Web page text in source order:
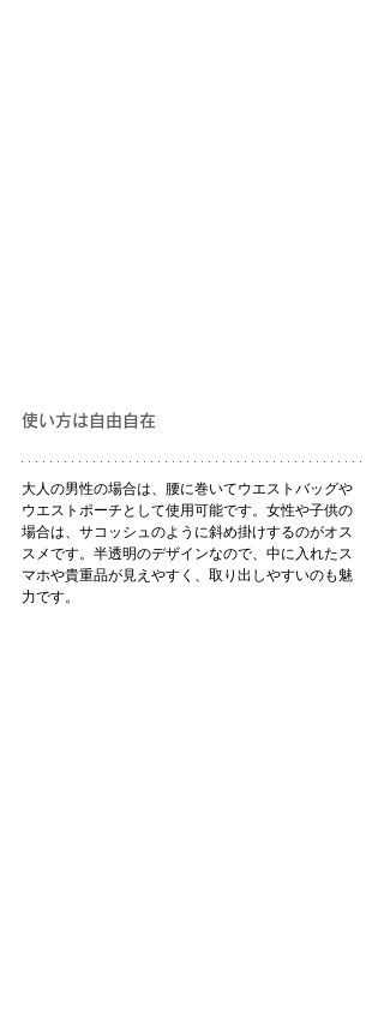
使い方は自由自在
大人の男性の場合は、腰に巻いてウエストバッグや
ウエストポーチとして使用可能です。女性や子供の
場合は、サコッシュのように斜め掛けするのがオス
スメです。半透明のデザインなので、中に入れたス
マホや貴重品が見えやすく、取り出しやすいのも魅
力です。